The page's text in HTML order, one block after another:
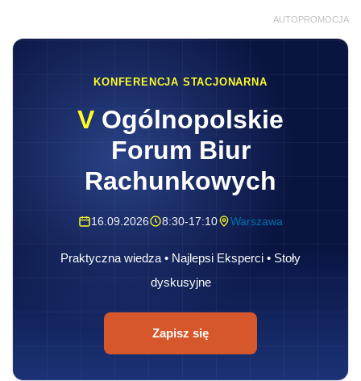
AUTOPROMOCJA
KONFERENCJA STACJONARNA
V Ogólnopolskie
Forum Biur
Rachunkowych
16.09.2026 8:30-17:10 Warszawa
Praktyczna wiedza • Najlepsi Eksperci • Stoły
dyskusyjne
Zapisz się